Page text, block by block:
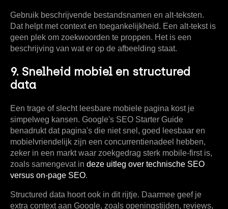
Gebruik beschrijvende bestandsnamen en alt-teksten.
Dat helpt met context en toegankelijkheid. Een alt-tekst is
geen plek om zoekwoorden te proppen. Het is een
beschrijving van wat er op de afbeelding staat.
9. Snelheid mobiel en structured
data
Een trage of slecht leesbare mobiele pagina kost je
simpelweg kansen. Google's SEO Starter Guide
benadrukt dat pagina's die niet snel, goed leesbaar en
mobielvriendelijk zijn een concurrentienadeel hebben,
zeker in een markt waar zoekgedrag sterk mobile-first is,
zoals samengevat in deze uitleg over technische SEO
versus on-page SEO.
Structured data hoort ook in dit rijtje. Daarmee geef je
extra context aan Google, zoals openingstijden, reviews,